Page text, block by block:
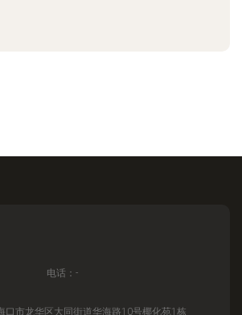
电话：-
口市龙华区大同街道华海路10号椰化苑1栋